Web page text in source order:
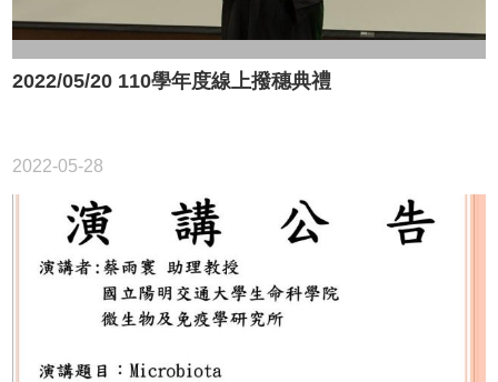
2022/05/20 110學年度線上撥穗典禮
2022-05-28